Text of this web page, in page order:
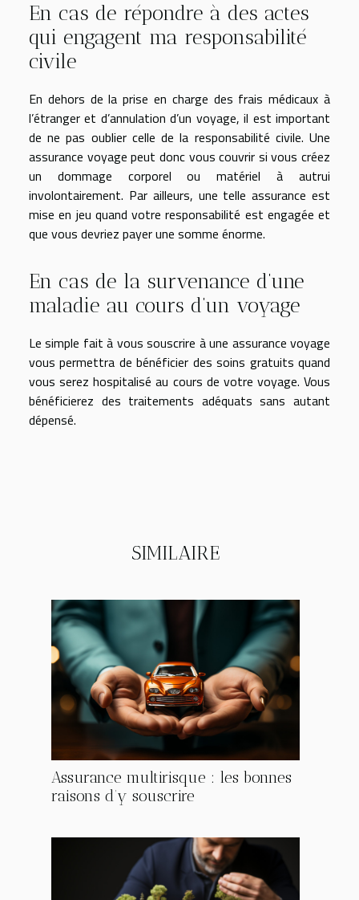
En cas de répondre à des actes
qui engagent ma responsabilité
civile
En dehors de la prise en charge des frais médicaux à
l’étranger et d’annulation d’un voyage, il est important
de ne pas oublier celle de la responsabilité civile. Une
assurance voyage peut donc vous couvrir si vous créez
un dommage corporel ou matériel à autrui
involontairement. Par ailleurs, une telle assurance est
mise en jeu quand votre responsabilité est engagée et
que vous devriez payer une somme énorme.
En cas de la survenance d’une
maladie au cours d’un voyage
Le simple fait à vous souscrire à une assurance voyage
vous permettra de bénéficier des soins gratuits quand
vous serez hospitalisé au cours de votre voyage. Vous
bénéficierez des traitements adéquats sans autant
dépensé.
SIMILAIRE
Assurance multirisque : les bonnes
raisons d’y souscrire